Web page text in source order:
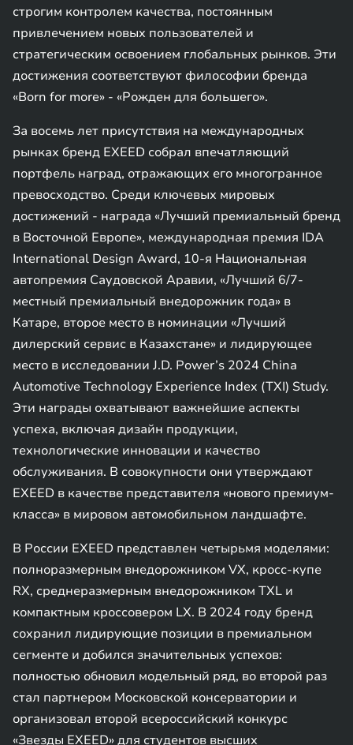
строгим контролем качества, постоянным
привлечением новых пользователей и
стратегическим освоением глобальных рынков. Эти
достижения соответствуют философии бренда
«Born for more» - «Рожден для большего».
За восемь лет присутствия на международных
рынках бренд EXEED собрал впечатляющий
портфель наград, отражающих его многогранное
превосходство. Среди ключевых мировых
достижений - награда «Лучший премиальный бренд
в Восточной Европе», международная премия IDA
International Design Award, 10-я Национальная
автопремия Саудовской Аравии, «Лучший 6/7-
местный премиальный внедорожник года» в
Катаре, второе место в номинации «Лучший
дилерский сервис в Казахстане» и лидирующее
место в исследовании J.D. Power’s 2024 China
Automotive Technology Experience Index (TXI) Study.
Эти награды охватывают важнейшие аспекты
успеха, включая дизайн продукции,
технологические инновации и качество
обслуживания. В совокупности они утверждают
EXEED в качестве представителя «нового премиум-
класса» в мировом автомобильном ландшафте.
В России EXEED представлен четырьмя моделями:
полноразмерным внедорожником VX, кросс-купе
RX, среднеразмерным внедорожником TXL и
компактным кроссовером LX. В 2024 году бренд
сохранил лидирующие позиции в премиальном
сегменте и добился значительных успехов:
полностью обновил модельный ряд, во второй раз
стал партнером Московской консерватории и
организовал второй всероссийский конкурс
«Звезды EXEED» для студентов высших